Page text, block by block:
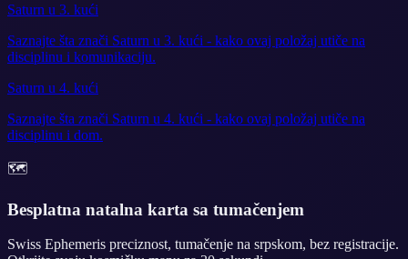
Saturn u 3. kući
Saznajte šta znači Saturn u 3. kući - kako ovaj položaj utiče na
disciplinu i komunikaciju.
Saturn u 4. kući
Saznajte šta znači Saturn u 4. kući - kako ovaj položaj utiče na
disciplinu i dom.
🗺️
Besplatna natalna karta sa tumačenjem
Swiss Ephemeris preciznost, tumačenje na srpskom, bez registracije.